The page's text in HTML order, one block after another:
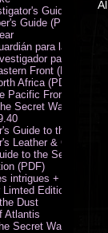
Guide (PDF)
Guide (PDF)
para la Guerra
para la
Front (PDF)
Africa (PDF)
Pacific Front
Secret War
Guide to the Secret
Leather & Canvas
to the Secret War
(PDF)
intrigues + ecran
Edition Book
Dust
Atlantis
Secret War